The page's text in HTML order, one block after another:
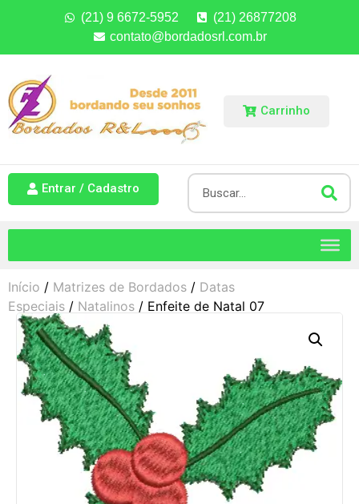
(21) 9 6672-5952
(21) 26877208
contato@bordadosrl.com.br
Carrinho
Entrar / Cadastro
Início / Matrizes de Bordados / Datas
Especiais / Natalinos / Enfeite de Natal 07